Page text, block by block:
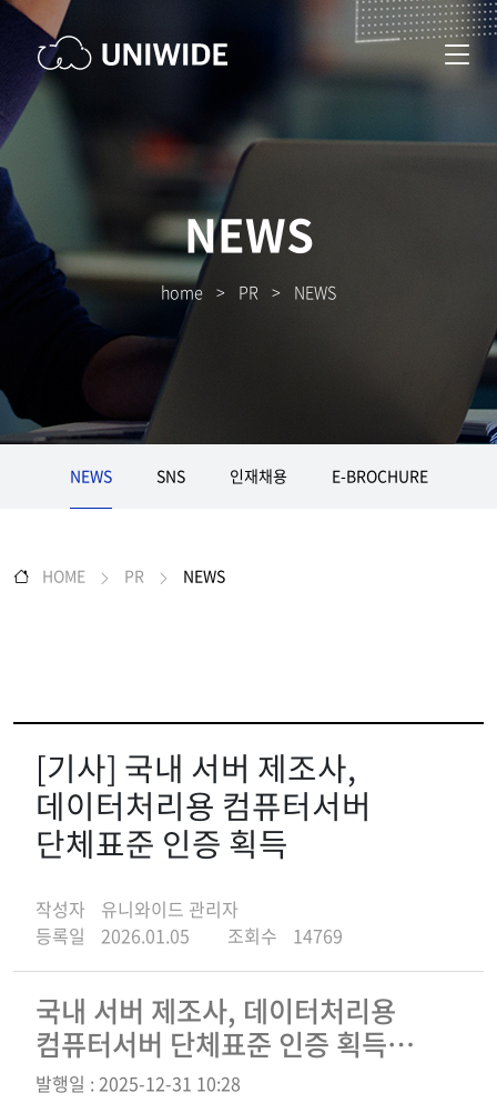
NEWS
home > PR > NEWS
NEWS SNS 인재채용 E-BROCHURE
HOME PR NEWS
[기사] 국내 서버 제조사,
데이터처리용 컴퓨터서버
단체표준 인증 획득
작성자
유니와이드 관리자
등록일
2026.01.05 조회수 14769
국내 서버 제조사, 데이터처리용
컴퓨터서버 단체표준 인증 획득…
발행일 : 2025-12-31 10:28